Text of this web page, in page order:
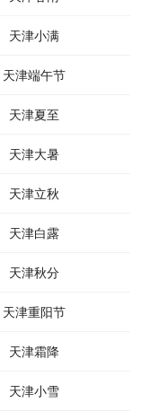
天津小满
天津端午节
天津夏至
天津大暑
天津立秋
天津白露
天津秋分
天津重阳节
天津霜降
天津小雪